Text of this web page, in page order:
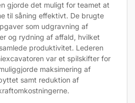
gjorde det muligt for teamet at
til såning effektivt. De brugte
som udgravning af
og rydning af affald, hvilket
produktivitet. Lederen
var et spilskifter for
maksimering af
samt reduktion af